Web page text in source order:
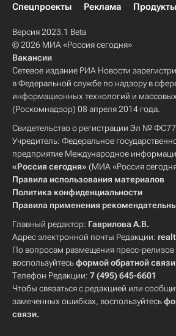
Спецпроекты
Реклама
Версия 2023.1 Beta
© 2026 МИА «Россия сегодня»
Вакансии
Сетевое издание РИА Новости
в Федеральной службе по надзору в
информационных технологий и
(Роскомнадзор) 08 апреля 2014 года.
Свидетельство о регистрации Эл №
Учредитель: Федеральное
предприятие Международное
«Россия сегодня» (МИА «Россия
Правила использования материалов
Политика конфиденциальности
Правила применения
Главный редактор: Гаврилова А.В.
Адрес электронной почты Редакции:
По вопросам размещения пресс-
воспользуйтесьформой обратной связи
Телефон Редакции: 7 (495) 645-6601
Чтобы связаться с редакцией или
замеченных ошибках, воспользуйтесь
связи.